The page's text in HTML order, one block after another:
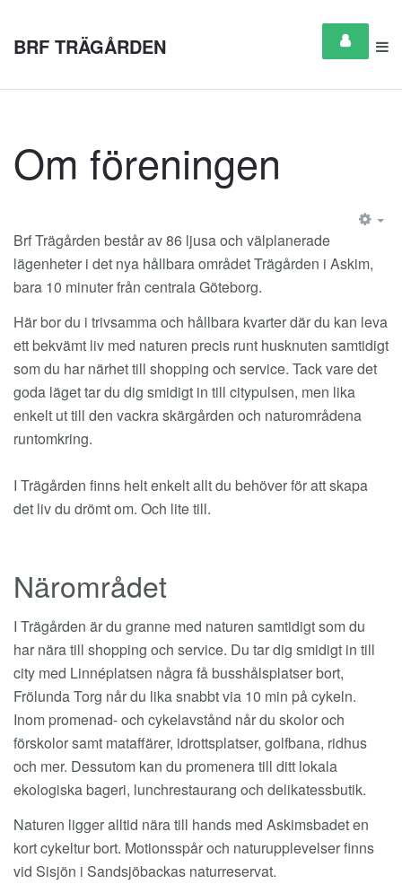
BRF TRÄGÅRDEN
Om föreningen
Brf Trägården består av 86 ljusa och välplanerade
lägenheter i det nya hållbara området Trägården i Askim,
bara 10 minuter från centrala Göteborg.
Här bor du i trivsamma och hållbara kvarter där du kan leva
ett bekvämt liv med naturen precis runt husknuten samtidigt
som du har närhet till shopping och service. Tack vare det
goda läget tar du dig smidigt in till citypulsen, men lika
enkelt ut till den vackra skärgården och naturområdena
runtomkring.
I Trägården finns helt enkelt allt du behöver för att skapa
det liv du drömt om. Och lite till.
Närområdet
I Trägården är du granne med naturen samtidigt som du
har nära till shopping och service. Du tar dig smidigt in till
city med Linnéplatsen några få busshålsplatser bort,
Frölunda Torg når du lika snabbt via 10 min på cykeln.
Inom promenad- och cykelavstånd når du skolor och
förskolor samt mataffärer, idrottsplatser, golfbana, ridhus
och mer. Dessutom kan du promenera till ditt lokala
ekologiska bageri, lunchrestaurang och delikatessbutik.
Naturen ligger alltid nära till hands med Askimsbadet en
kort cykeltur bort. Motionsspår och naturupplevelser finns
vid Sisjön i Sandsjöbackas naturreservat.